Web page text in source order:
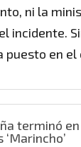
ni la
incidente.
puesto en
terminó